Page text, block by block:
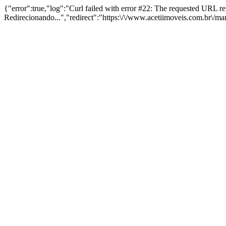
{"error":true,"log":"Curl failed with error #22: The requested URL
Redirecionando...","redirect":"https:\/\/www.acetiimoveis.com.br\/